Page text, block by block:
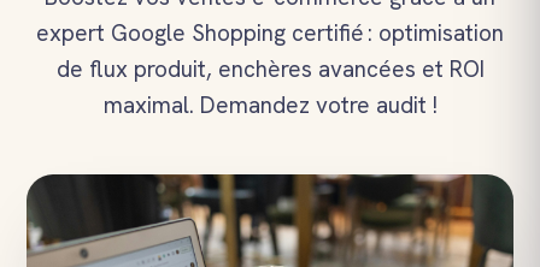
expert Google Shopping certifié : optimisation
de flux produit, enchères avancées et ROI
maximal. Demandez votre audit !